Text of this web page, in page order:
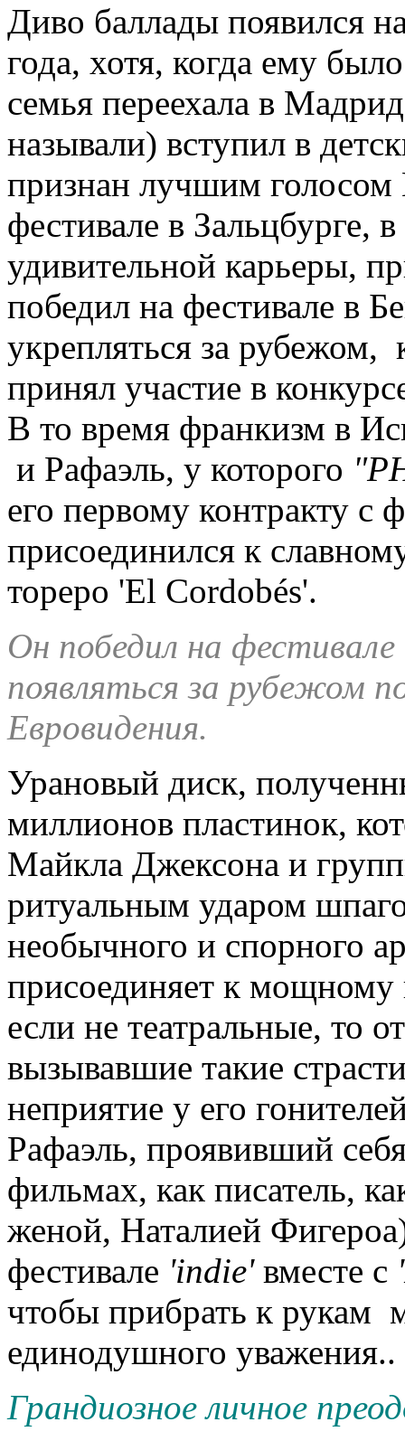
Диво баллады появился
года, хотя, когда ему
семья переехала в
называли) вступил в
признан лучшим голосом
фестивале в Зальцбурге,
удивительной карьеры,
победил на фестивале в
укрепляться за рубежом,
принял участие в
В то время франкизм в
и Рафаэль, у которого
его первому контракту с
присоединился к
тореро 'El Cordobés'.
Он победил на
появляться за рубежом
Евровидения.
Урановый диск,
миллионов пластинок,
Майкла Джексона и
ритуальным ударом
необычного и спорного
присоединяет к мощному
если не театральные, то
вызывавшие такие
неприятие у его
Рафаэль, проявивший
фильмах, как писатель,
женой, Наталией
фестивале 'indie'вместе с
чтобы прибрать к рукам
единодушного уважения..
Грандиозное личное